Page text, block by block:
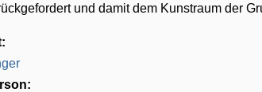
und damit dem Kunstraum der